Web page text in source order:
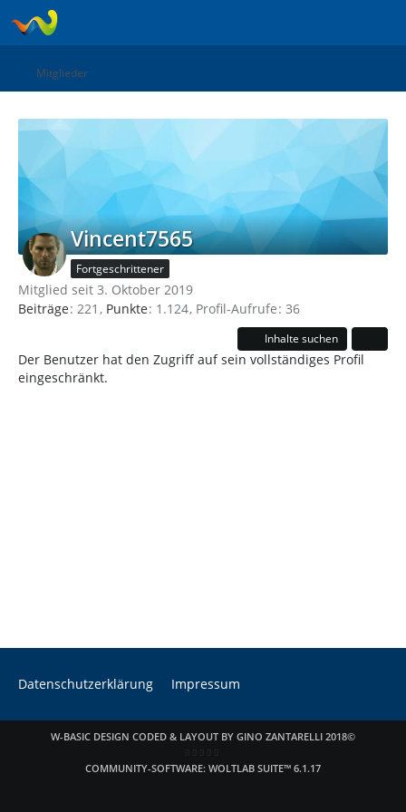
Mitglieder
Vincent7565
Fortgeschrittener
Mitglied seit 3. Oktober 2019
Beiträge 221 Punkte 1.124 Profil-Aufrufe 36
Inhalte suchen
Der Benutzer hat den Zugriff auf sein vollständiges Profil
eingeschränkt.
Datenschutzerklärung Impressum
W-BASIC DESIGN CODED & LAYOUT BY GINO ZANTARELLI 2018©
COMMUNITY-SOFTWARE: WOLTLAB SUITE™ 6.1.17